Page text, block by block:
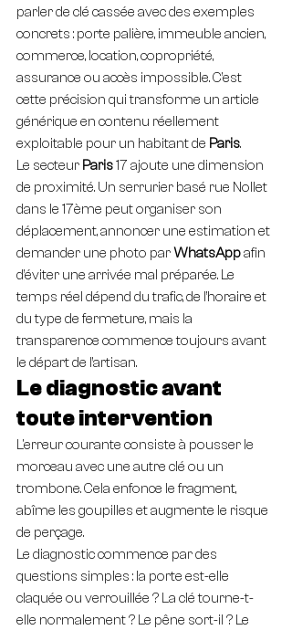
parler de clé cassée avec des exemples
concrets : porte palière, immeuble ancien,
commerce, location, copropriété,
assurance ou accès impossible. C’est
cette précision qui transforme un article
générique en contenu réellement
exploitable pour un habitant de Paris.
Le secteur Paris 17 ajoute une dimension
de proximité. Un serrurier basé rue Nollet
dans le 17ème peut organiser son
déplacement, annoncer une estimation et
demander une photo par WhatsApp afin
d’éviter une arrivée mal préparée. Le
temps réel dépend du trafic, de l’horaire et
du type de fermeture, mais la
transparence commence toujours avant
le départ de l’artisan.
Le diagnostic avant
toute intervention
L'erreur courante consiste à pousser le
morceau avec une autre clé ou un
trombone. Cela enfonce le fragment,
abîme les goupilles et augmente le risque
de perçage.
Le diagnostic commence par des
questions simples : la porte est-elle
claquée ou verrouillée ? La clé tourne-t-
elle normalement ? Le pêne sort-il ? Le